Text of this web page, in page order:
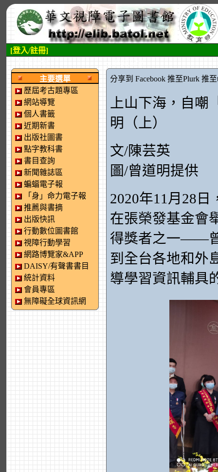
[登入/註冊]
主要選單
歷屆考古題專區
網站導覽
個人書籤
近期新書
出版社圖書
點字教科書
書目查詢
新聞雜誌區
蝙蝠電子報
「身」命力電子報
推薦與書摘
出版快訊
行動數位圖書館
視障行動學習
網路博覽家&APP
DAISY/有聲書書目
統計資料
會員專區
無障礙全球資訊網
分享到 Facebook 推至Plurk 推
上山下海，自
明（上）
文/陳芸英
圖/曾道明提供
2020年11月28
在張榮發基金會
得獎者之一——
到全台各地和外
導學習資訊輔具